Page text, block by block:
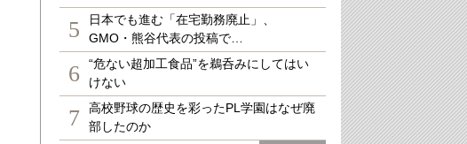
5
日本でも進む「在宅勤務廃止」、
GMO・熊谷代表の投稿で…
6
“危ない超加工食品”を鵜呑みにしてはい
けない
7
高校野球の歴史を彩ったPL学園はなぜ廃
部したのか